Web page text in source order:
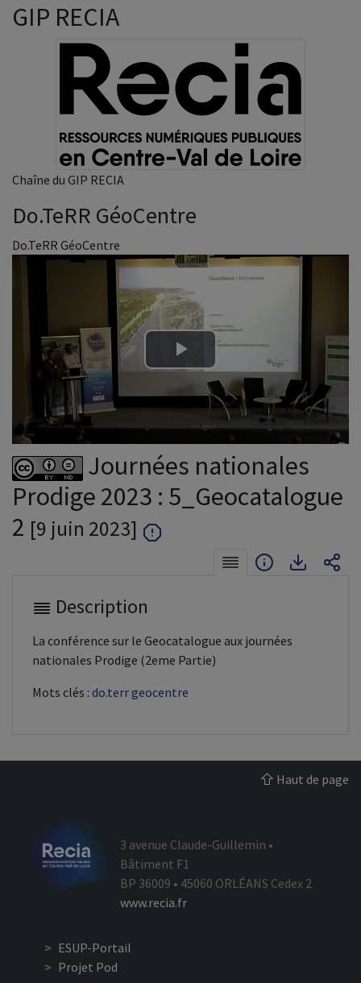
GIP RECIA
Chaîne du GIP RECIA
Do.TeRR GéoCentre
Do.TeRR GéoCentre
Lire
la
vidéo
Journées nationales
Prodige 2023 : 5_Geocatalogue
2 [9 juin 2023]
Description
La conférence sur le Geocatalogue aux journées
nationales Prodige (2eme Partie)
Mots clés : do.terr geocentre
Haut de page
3 avenue Claude-Guillemin •
Bâtiment F1
BP 36009 • 45060 ORLÉANS Cedex 2
www.recia.fr
ESUP-Portail
Projet Pod